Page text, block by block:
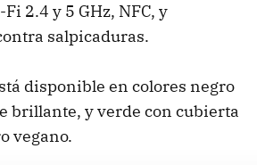
2.4 y 5 GHz, NFC, y
salpicaduras.
disponible en colores negro
brillante, y verde con cubierta
vegano.